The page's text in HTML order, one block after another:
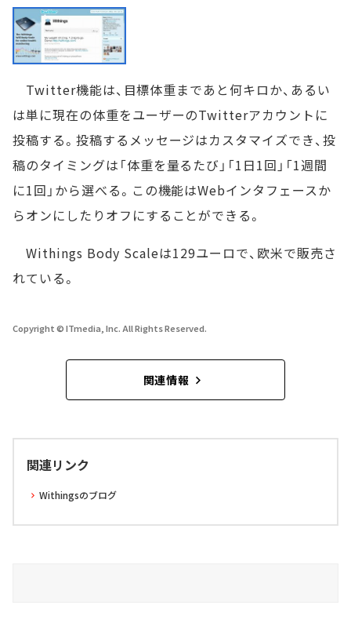
Twitter機能は、目標体重まであと何キロか、あるい
は単に現在の体重をユーザーのTwitterアカウントに
投稿する。投稿するメッセージはカスタマイズでき、投
稿のタイミングは「体重を量るたび」「1日1回」「1週間
に1回」から選べる。この機能はWebインタフェースか
らオンにしたりオフにすることができる。
Withings Body Scaleは129ユーロで、欧米で販売さ
れている。
Copyright © ITmedia, Inc. All Rights Reserved.
関連情報
関連リンク
Withingsのブログ